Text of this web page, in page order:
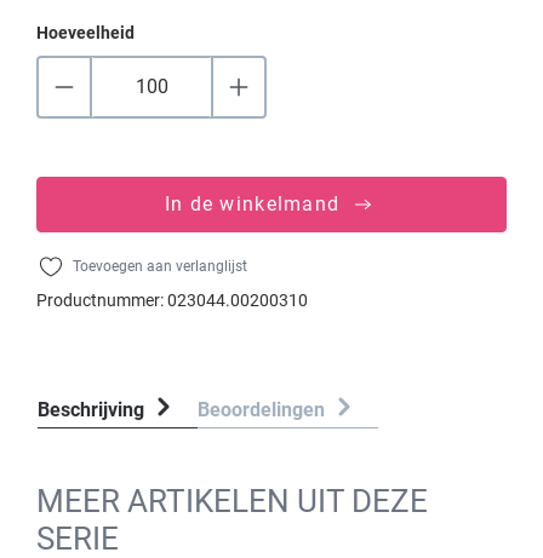
Hoeveelheid
In de winkelmand
Toevoegen aan verlanglijst
Productnummer:023044.00200310
Beschrijving Beoordelingen
MEER ARTIKELEN UIT DEZE
SERIE